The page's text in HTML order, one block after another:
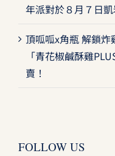
年派對於８月７日
頂呱呱x角瓶 解鎖炸
「青花椒鹹酥雞
賣！
FOLLOW US